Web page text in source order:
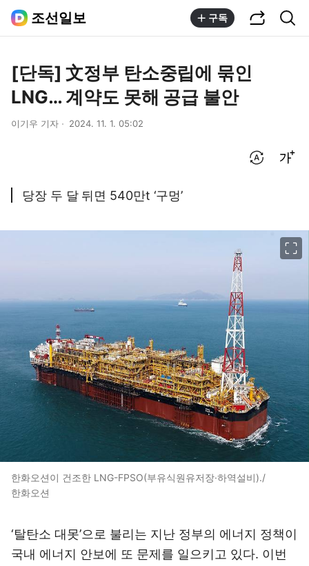
조선일보 구독
[단독] 文정부 탄소중립에 묶인
LNG… 계약도 못해 공급 불안
이기우 기자 2024. 11. 1. 05:02
당장 두 달 뒤면 540만t ‘구멍’
한화오션이 건조한 LNG-FPSO(부유식원유저장·하역설비)./
한화오션
‘탈탄소 대못’으로 불리는 지난 정부의 에너지 정책이
국내 에너지 안보에 또 문제를 일으키고 있다. 이번